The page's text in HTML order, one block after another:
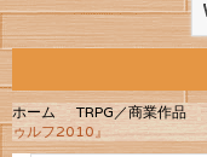
ホーム TRPG／商業作品
ゥルフ2010』